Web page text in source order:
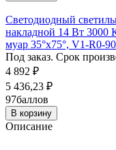
Светодиодный
накладной 14 Вт 3000
муар 35°x75°, V1-R0-
Под заказ. Срок
4 892 ₽
5 436,23 ₽
97баллов
В корзину
Описание